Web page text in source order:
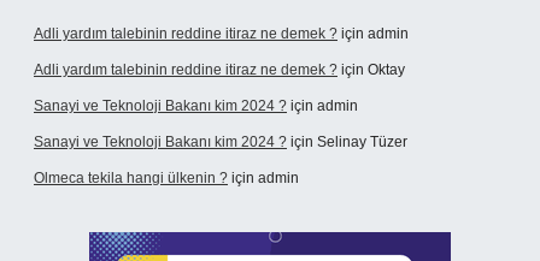
Adli yardım talebinin reddine itiraz ne demek ? için admin
Adli yardım talebinin reddine itiraz ne demek ? için Oktay
Sanayi ve Teknoloji Bakanı kim 2024 ? için admin
Sanayi ve Teknoloji Bakanı kim 2024 ? için Selinay Tüzer
Olmeca tekila hangi ülkenin ? için admin